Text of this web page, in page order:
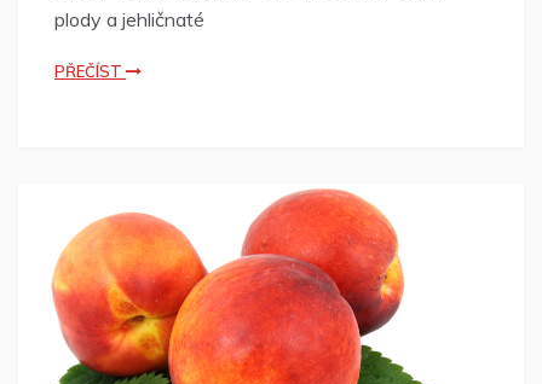
plody a jehličnaté
PŘEČÍST